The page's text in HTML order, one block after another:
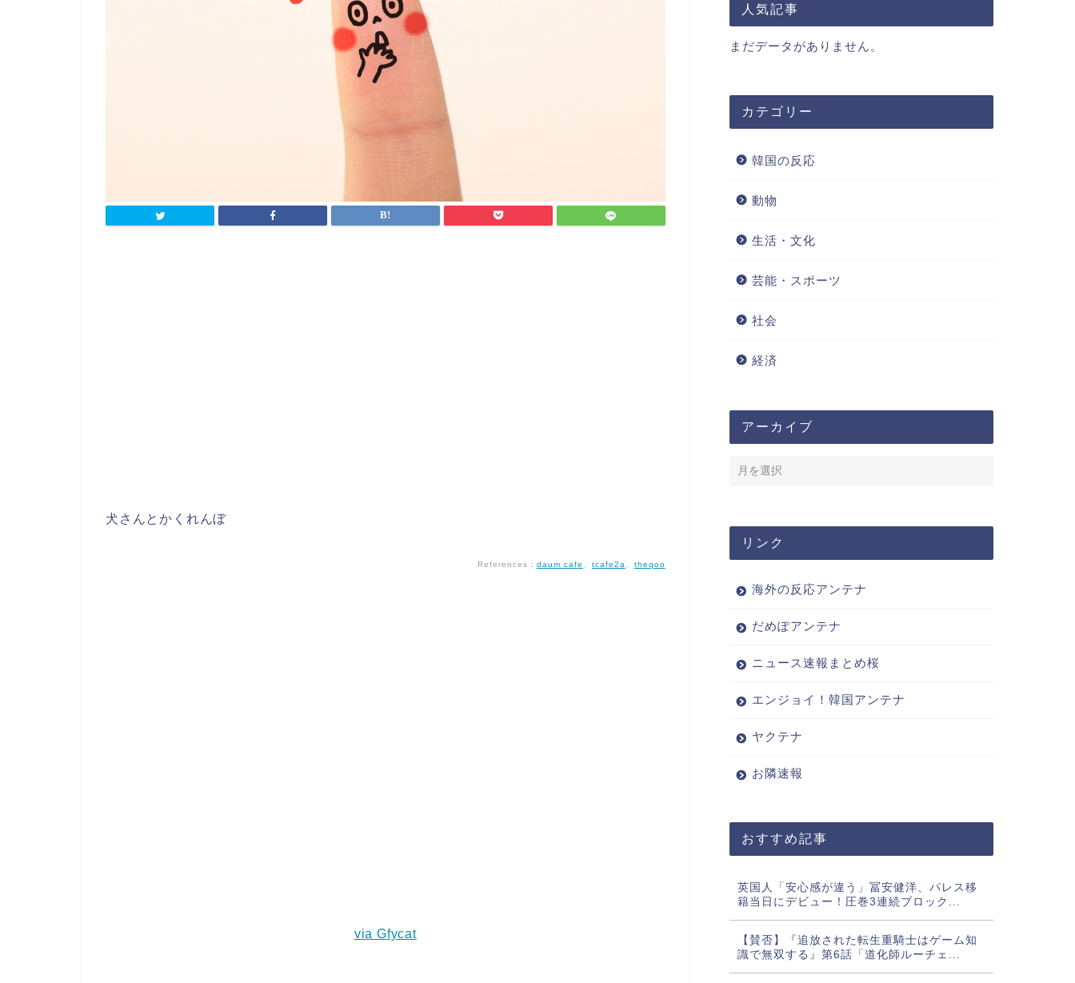
犬さんとかくれんぼ
References： daum cafe tcafe2a theqoo
via Gfycat
人気記事
まだデータがありません。
カテゴリー
韓国の反応
動物
生活・文化
芸能・スポーツ
社会
経済
アーカイブ
リンク
海外の反応アンテナ
だめぽアンテナ
ニュース速報まとめ桜
エンジョイ！韓国アンテナ
ヤクテナ
お隣速報
おすすめ記事
英国人「安心感が違う」冨安健洋、パレス移
籍当日にデビュー！圧巻3連続ブロック...
【賛否】『追放された転生重騎士はゲーム知
識で無双する』第6話「道化師ルーチェ...